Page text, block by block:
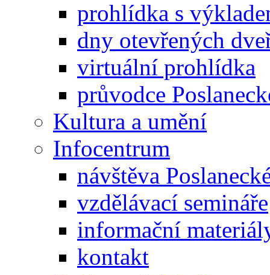
prohlídka s
dny otevřených
virtuální prohlídka
průvodce
Kultura a umění
Infocentrum
návštěva
vzdělávací semináře
informační
kontakt